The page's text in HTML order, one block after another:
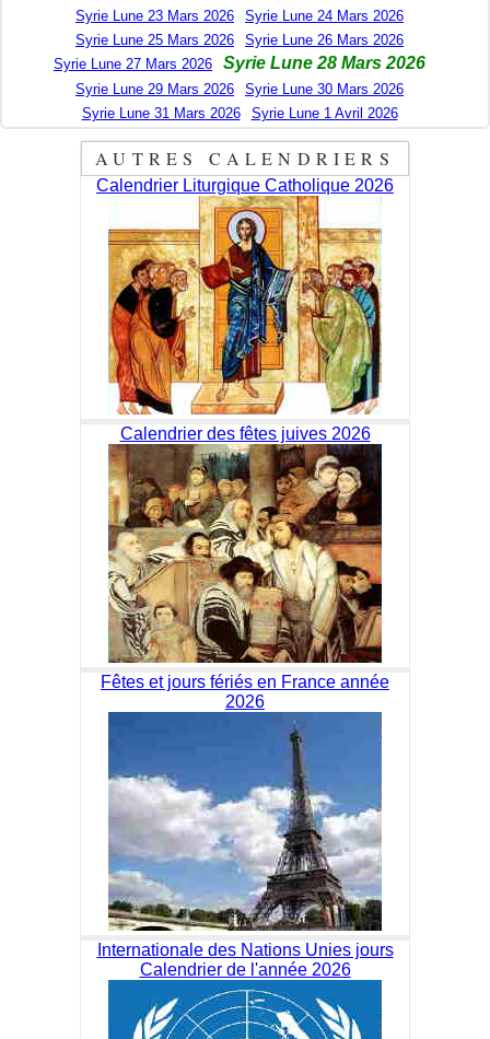
Syrie Lune 23 Mars 2026
Syrie Lune 24 Mars 2026
Syrie Lune 25 Mars 2026
Syrie Lune 26 Mars 2026
Syrie Lune 27 Mars 2026
Syrie Lune 28 Mars 2026
Syrie Lune 29 Mars 2026
Syrie Lune 30 Mars 2026
Syrie Lune 31 Mars 2026
Syrie Lune 1 Avril 2026
AUTRES CALENDRIERS
Calendrier Liturgique Catholique 2026
Calendrier des fêtes juives 2026
Fêtes et jours fériés en France année
2026
Internationale des Nations Unies jours
Calendrier de l'année 2026